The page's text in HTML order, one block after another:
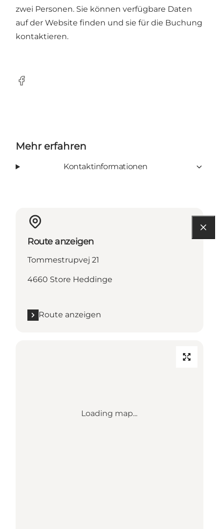
zwei Personen. Sie können verfügbare Daten
auf der Website finden und sie für die Buchung
kontaktieren.
Facebook
Mehr erfahren
Kontaktinformationen
Route anzeigen
Tommestrupvej 21
4660 Store Heddinge
Route anzeigen
Loading map...